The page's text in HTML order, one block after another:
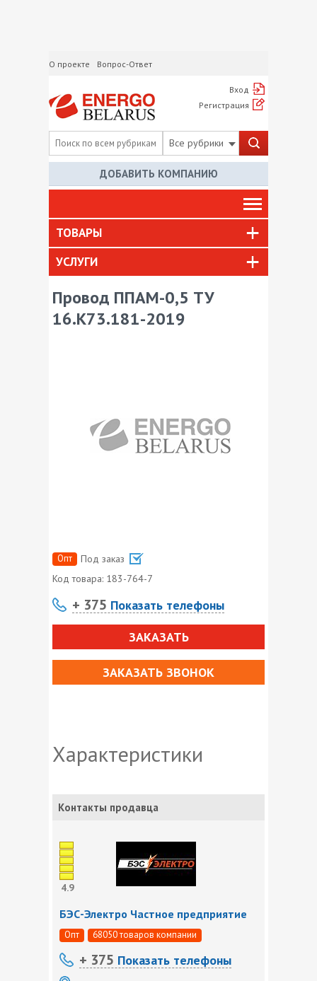
О проекте Вопрос-Ответ
Вход
Регистрация
Все рубрики
ДОБАВИТЬ КОМПАНИЮ
ТОВАРЫ
УСЛУГИ
Провод ППАМ-0,5 ТУ
16.К73.181-2019
Опт
Под заказ
Код товара: 183-764-7
+ 375 Показать телефоны
ЗАКАЗАТЬ
ЗАКАЗАТЬ ЗВОНОК
Характеристики
Контакты продавца
4.9
БЭС-Электро Частное предприятие
Опт 68050 товаров компании
+ 375 Показать телефоны